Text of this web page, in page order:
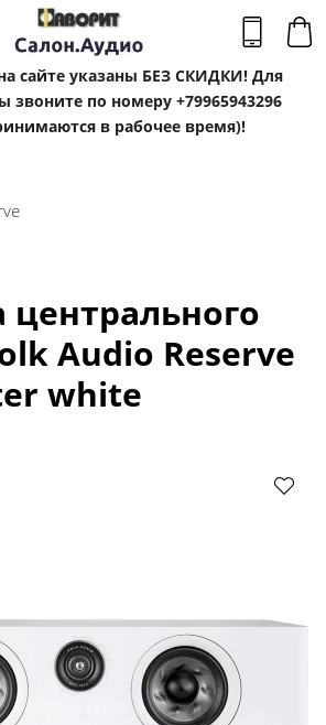
сайте указаны БЕЗ СКИДКИ! Для
звоните по номеру +79965943296
в рабочее время)!
центрального
Audio Reserve
white